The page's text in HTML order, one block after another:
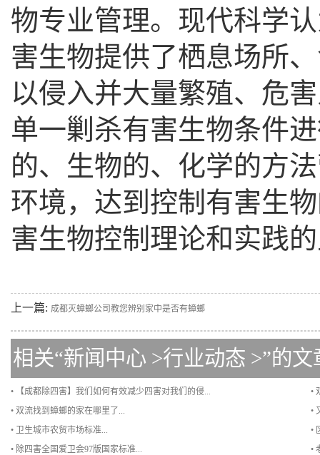
物专业管理。现代科学
害生物提供了栖息场所
以侵入并大量繁殖、危
单一剿杀有害生物条件
的、生物的、化学的方
环境，达到控制有害生
害生物控制理论和实践
上一篇: 成都灭蟑螂公司教您辨别家中是否有蟑螂
相关“新闻中心 >行业动态 >”的文
• 【成都除四害】我们如何有效减少四害对我们的侵...
•
• 双流找到蟑螂的家在哪里了...
•
• 卫生城市农贸市场标准...
•
• 除四害全国爱卫会97版国家标准...
•